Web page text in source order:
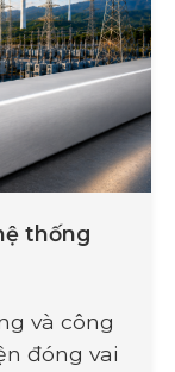
thống
và công
đóng vai